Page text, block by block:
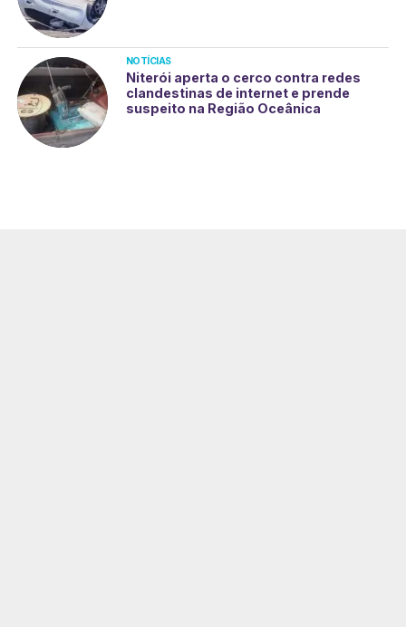
NOTÍCIAS
Niterói aperta o cerco contra redes
clandestinas de internet e prende
suspeito na Região Oceânica